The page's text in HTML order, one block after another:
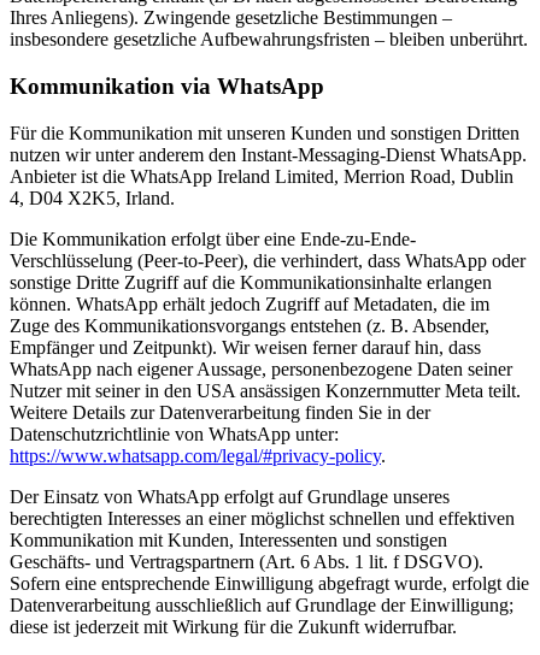
Ihres Anliegens). Zwingende gesetzliche Bestimmungen –
insbesondere gesetzliche Aufbewahrungsfristen – bleiben unberührt.
Kommunikation via WhatsApp
Für die Kommunikation mit unseren Kunden und sonstigen Dritten
nutzen wir unter anderem den Instant-Messaging-Dienst WhatsApp.
Anbieter ist die WhatsApp Ireland Limited, Merrion Road, Dublin
4, D04 X2K5, Irland.
Die Kommunikation erfolgt über eine Ende-zu-Ende-
Verschlüsselung (Peer-to-Peer), die verhindert, dass WhatsApp oder
sonstige Dritte Zugriff auf die Kommunikationsinhalte erlangen
können. WhatsApp erhält jedoch Zugriff auf Metadaten, die im
Zuge des Kommunikationsvorgangs entstehen (z. B. Absender,
Empfänger und Zeitpunkt). Wir weisen ferner darauf hin, dass
WhatsApp nach eigener Aussage, personenbezogene Daten seiner
Nutzer mit seiner in den USA ansässigen Konzernmutter Meta teilt.
Weitere Details zur Datenverarbeitung finden Sie in der
Datenschutzrichtlinie von WhatsApp unter:
https://www.whatsapp.com/legal/#privacy-policy.
Der Einsatz von WhatsApp erfolgt auf Grundlage unseres
berechtigten Interesses an einer möglichst schnellen und effektiven
Kommunikation mit Kunden, Interessenten und sonstigen
Geschäfts- und Vertragspartnern (Art. 6 Abs. 1 lit. f DSGVO).
Sofern eine entsprechende Einwilligung abgefragt wurde, erfolgt die
Datenverarbeitung ausschließlich auf Grundlage der Einwilligung;
diese ist jederzeit mit Wirkung für die Zukunft widerrufbar.